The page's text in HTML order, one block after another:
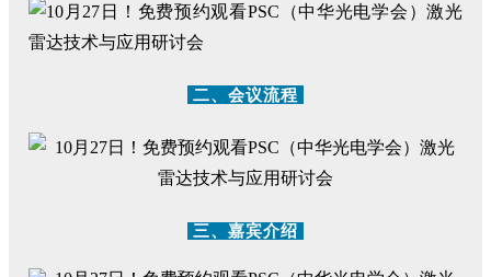
二、会议流程
三、嘉宾介绍